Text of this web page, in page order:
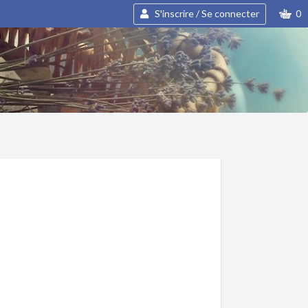
S'inscrire / Se connecter 0